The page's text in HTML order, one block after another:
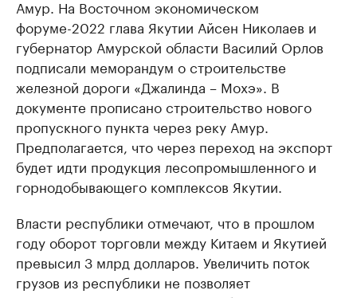
Амур. На Восточном экономическом
форуме-2022 глава Якутии Айсен Николаев и
губернатор Амурской области Василий Орлов
подписали меморандум о строительстве
железной дороги «Джалинда – Мохэ». В
документе прописано строительство нового
пропускного пункта через реку Амур.
Предполагается, что через переход на экспорт
будет идти продукция лесопромышленного и
горнодобывающего комплексов Якутии.
Власти республики отмечают, что в прошлом
году оборот торговли между Китаем и Якутией
превысил 3 млрд долларов. Увеличить поток
грузов из республики не позволяет